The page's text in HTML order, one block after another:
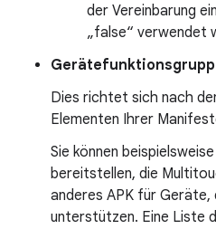
der Vereinbarung
„false“ verwendet
Dies richtet sich nach
Elementen Ihrer
Sie können
bereitstellen, die
anderes APK für
unterstützen. Eine Liste